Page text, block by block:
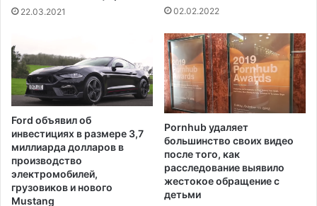
т
ь
н
ы
х
е
й
т
в
и
у
р
о
л
ь
и
г
р
а
ц
22.03.2021 02.02.2022
Ford объявил об
инвестициях в размере 3,7
миллиарда долларов в
производство
электромобилей,
грузовиков и нового
Mustang
Pornhub удаляет
большинство своих видео
после того, как
расследование выявило
жестокое обращение с
детьми